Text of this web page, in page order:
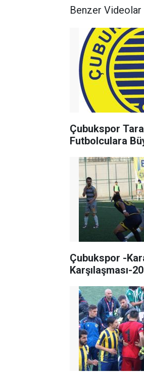
Benzer Videolar
Çubukspor
Futbolculara
Çubukspor -
Karşılaşması-